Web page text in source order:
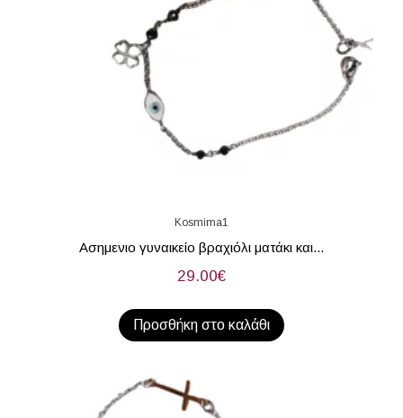
Kosmima1
Ασημενιο γυναικείο βραχιόλι ματάκι και...
29.00€
Προσθήκη στο καλάθι